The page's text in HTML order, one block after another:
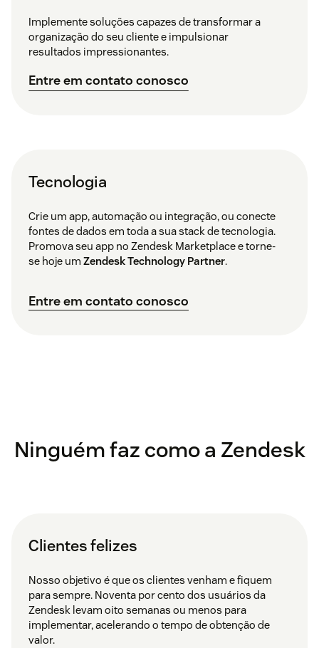
Implemente soluções capazes de transformar a
organização do seu cliente e impulsionar
resultados impressionantes.
Entre em contato conosco
Tecnologia
Crie um app, automação ou integração, ou conecte
fontes de dados em toda a sua stack de tecnologia.
Promova seu app no Zendesk Marketplace e torne-
se hoje um Zendesk Technology Partner.
Entre em contato conosco
Ninguém faz como a Zendesk
Clientes felizes
Nosso objetivo é que os clientes venham e fiquem
para sempre. Noventa por cento dos usuários da
Zendesk levam oito semanas ou menos para
implementar, acelerando o tempo de obtenção de
valor.